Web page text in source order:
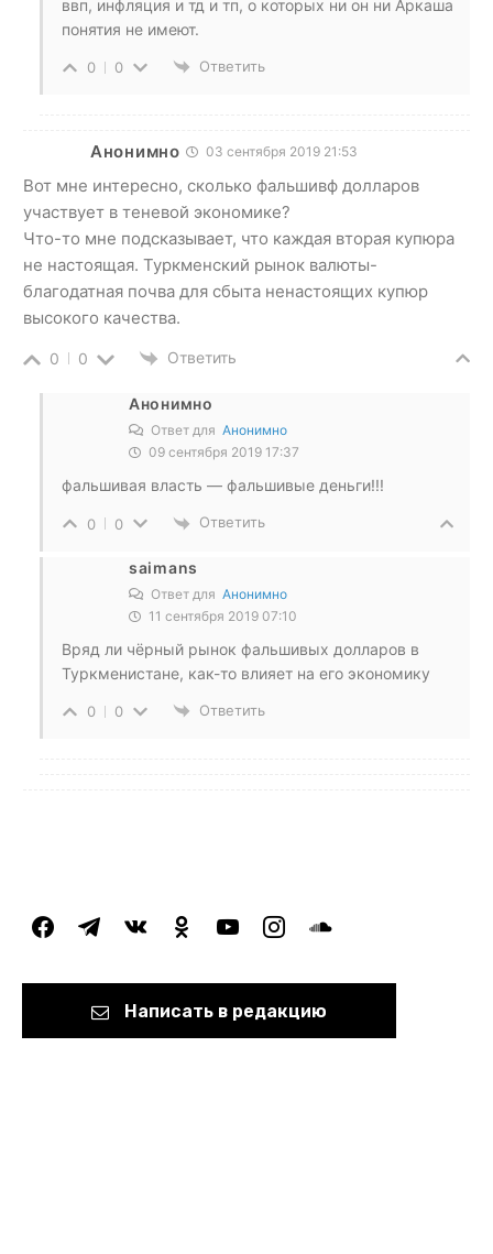
ввп, инфляция и тд и тп, о которых ни он ни Аркаша
понятия не имеют.
0 0 Ответить
Анонимно 03 сентября 2019 21:53
Вот мне интересно, сколько фальшивф долларов
участвует в теневой экономике?
Что-то мне подсказывает, что каждая вторая купюра
не настоящая. Туркменский рынок валюты-
благодатная почва для сбыта ненастоящих купюр
высокого качества.
0 0 Ответить
Анонимно
Ответ для Анонимно
09 сентября 2019 17:37
фальшивая власть — фальшивые деньги!!!
0 0 Ответить
saimans
Ответ для Анонимно
11 сентября 2019 07:10
Вряд ли чёрный рынок фальшивых долларов в
Туркменистане, как-то влияет на его экономику
0 0 Ответить
facebooktelegramvkontakteodnoklassniki
youtubeinstagramsoundcloud
Написать в редакцию